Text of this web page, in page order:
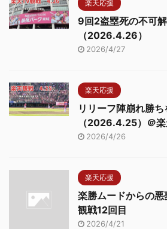
楽天応援
9回2盗塁死の不可
（2026.4.26）
2026/4/27
楽天応援
リリーフ陣崩れ勝ち
（2026.4.25）＠
2026/4/26
楽天応援
楽勝ムードからの
観戦12回目
2026/4/21